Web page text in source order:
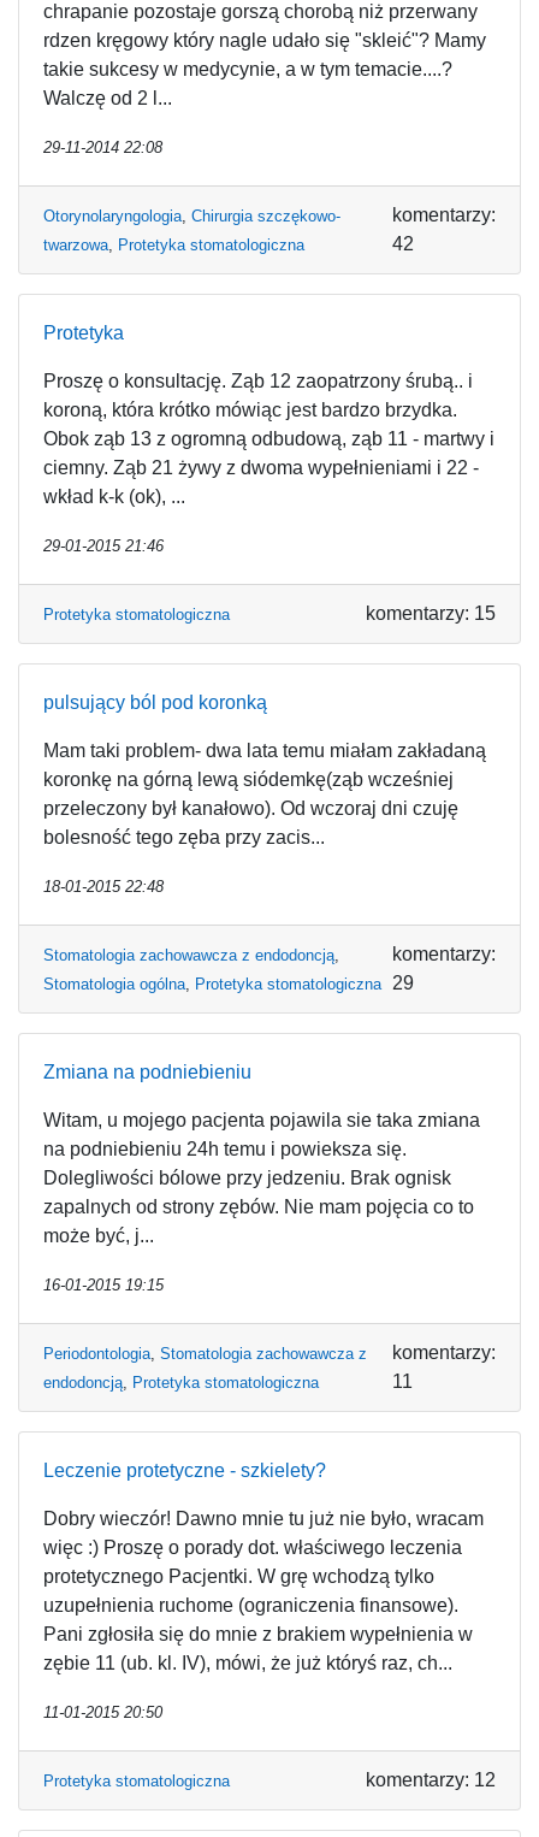
chrapanie pozostaje gorszą chorobą niż przerwany
rdzen kręgowy który nagle udało się "skleić"? Mamy
takie sukcesy w medycynie, a w tym temacie....?
Walczę od 2 l...
29-11-2014 22:08
Otorynolaryngologia, Chirurgia szczękowo-
twarzowa, Protetyka stomatologiczna
komentarzy:
42
Protetyka
Proszę o konsultację. Ząb 12 zaopatrzony śrubą.. i
koroną, która krótko mówiąc jest bardzo brzydka.
Obok ząb 13 z ogromną odbudową, ząb 11 - martwy i
ciemny. Ząb 21 żywy z dwoma wypełnieniami i 22 -
wkład k-k (ok), ...
29-01-2015 21:46
Protetyka stomatologiczna komentarzy: 15
pulsujący ból pod koronką
Mam taki problem- dwa lata temu miałam zakładaną
koronkę na górną lewą siódemkę(ząb wcześniej
przeleczony był kanałowo). Od wczoraj dni czuję
bolesność tego zęba przy zacis...
18-01-2015 22:48
Stomatologia zachowawcza z endodoncją,
Stomatologia ogólna, Protetyka stomatologiczna
komentarzy:
29
Zmiana na podniebieniu
Witam, u mojego pacjenta pojawila sie taka zmiana
na podniebieniu 24h temu i powieksza się.
Dolegliwości bólowe przy jedzeniu. Brak ognisk
zapalnych od strony zębów. Nie mam pojęcia co to
może być, j...
16-01-2015 19:15
Periodontologia, Stomatologia zachowawcza z
endodoncją, Protetyka stomatologiczna
komentarzy:
11
Leczenie protetyczne - szkielety?
Dobry wieczór! Dawno mnie tu już nie było, wracam
więc :) Proszę o porady dot. właściwego leczenia
protetycznego Pacjentki. W grę wchodzą tylko
uzupełnienia ruchome (ograniczenia finansowe).
Pani zgłosiła się do mnie z brakiem wypełnienia w
zębie 11 (ub. kl. IV), mówi, że już któryś raz, ch...
11-01-2015 20:50
Protetyka stomatologiczna komentarzy: 12